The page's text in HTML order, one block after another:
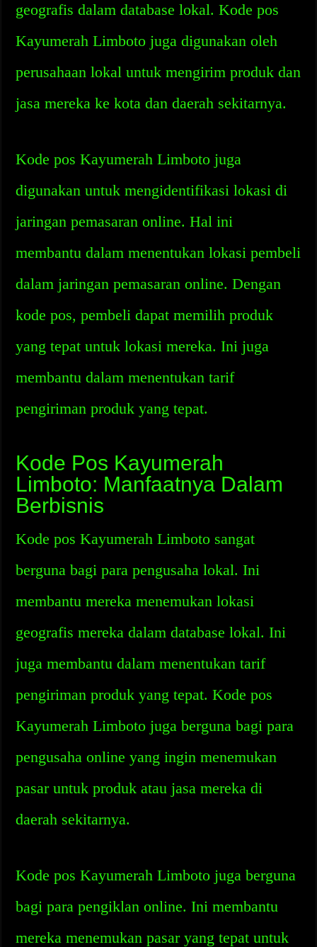
geografis dalam database lokal. Kode pos
Kayumerah Limboto juga digunakan oleh
perusahaan lokal untuk mengirim produk dan
jasa mereka ke kota dan daerah sekitarnya.
Kode pos Kayumerah Limboto juga
digunakan untuk mengidentifikasi lokasi di
jaringan pemasaran online. Hal ini
membantu dalam menentukan lokasi pembeli
dalam jaringan pemasaran online. Dengan
kode pos, pembeli dapat memilih produk
yang tepat untuk lokasi mereka. Ini juga
membantu dalam menentukan tarif
pengiriman produk yang tepat.
Kode Pos Kayumerah
Limboto: Manfaatnya Dalam
Berbisnis
Kode pos Kayumerah Limboto sangat
berguna bagi para pengusaha lokal. Ini
membantu mereka menemukan lokasi
geografis mereka dalam database lokal. Ini
juga membantu dalam menentukan tarif
pengiriman produk yang tepat. Kode pos
Kayumerah Limboto juga berguna bagi para
pengusaha online yang ingin menemukan
pasar untuk produk atau jasa mereka di
daerah sekitarnya.
Kode pos Kayumerah Limboto juga berguna
bagi para pengiklan online. Ini membantu
mereka menemukan pasar yang tepat untuk